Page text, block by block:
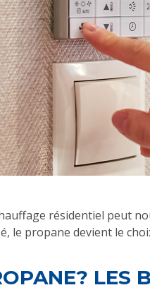
résidentiel peut
le propane devient le
LES